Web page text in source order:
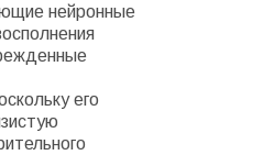
нейронные
его